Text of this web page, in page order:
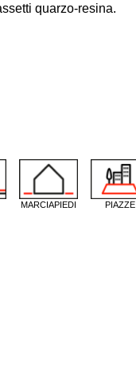
quarzo-resina.
MARCIAPIEDI PIAZZE